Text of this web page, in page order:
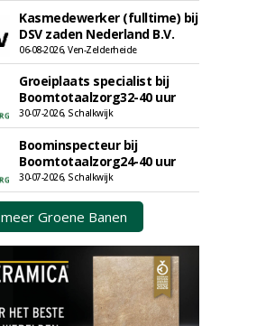
Kasmedewerker (fulltime) bij
DSV zaden Nederland B.V.
06-08-2026, Ven-Zelderheide
Groeiplaats specialist bij
Boomtotaalzorg32-40 uur
30-07-2026, Schalkwijk
Boominspecteur bij
Boomtotaalzorg24-40 uur
30-07-2026, Schalkwijk
meer Groene Banen